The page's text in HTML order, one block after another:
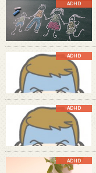
ADHD
ADHD
ADHD
ADHD